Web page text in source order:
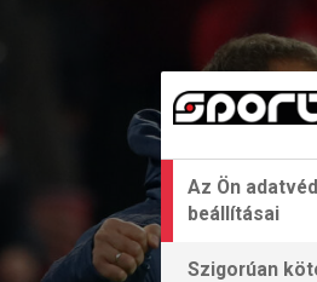
Az Ön
beállításai
Szigorúan